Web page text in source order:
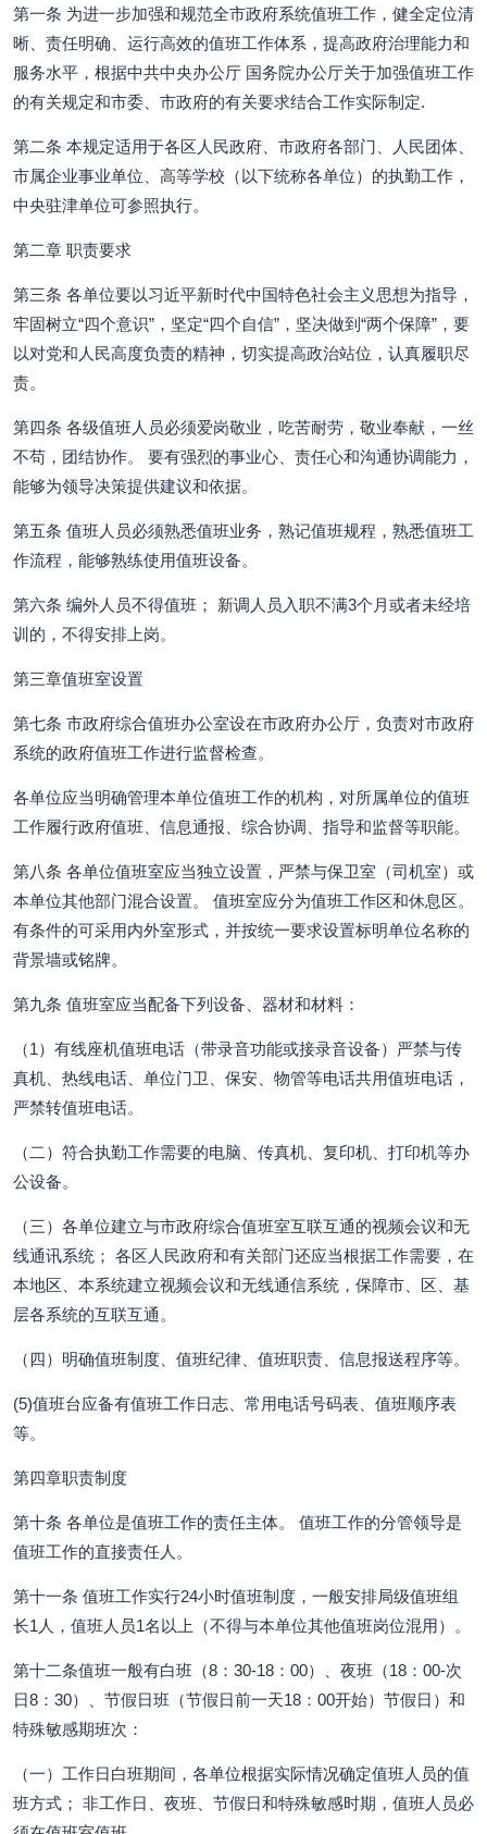
第一条 为进一步加强和规范全市政府系统值班工作，健全定位清
晰、责任明确、运行高效的值班工作体系，提高政府治理能力和
服务水平，根据中共中央办公厅 国务院办公厅关于加强值班工作
的有关规定和市委、市政府的有关要求结合工作实际制定.
第二条 本规定适用于各区人民政府、市政府各部门、人民团体、
市属企业事业单位、高等学校（以下统称各单位）的执勤工作，
中央驻津单位可参照执行。
第二章 职责要求
第三条 各单位要以习近平新时代中国特色社会主义思想为指导，
牢固树立“四个意识”，坚定“四个自信”，坚决做到“两个保障”，要
以对党和人民高度负责的精神，切实提高政治站位，认真履职尽
责。
第四条 各级值班人员必须爱岗敬业，吃苦耐劳，敬业奉献，一丝
不苟，团结协作。 要有强烈的事业心、责任心和沟通协调能力，
能够为领导决策提供建议和依据。
第五条 值班人员必须熟悉值班业务，熟记值班规程，熟悉值班工
作流程，能够熟练使用值班设备。
第六条 编外人员不得值班； 新调人员入职不满3个月或者未经培
训的，不得安排上岗。
第三章值班室设置
第七条 市政府综合值班办公室设在市政府办公厅，负责对市政府
系统的政府值班工作进行监督检查。
各单位应当明确管理本单位值班工作的机构，对所属单位的值班
工作履行政府值班、信息通报、综合协调、指导和监督等职能。
第八条 各单位值班室应当独立设置，严禁与保卫室（司机室）或
本单位其他部门混合设置。 值班室应分为值班工作区和休息区。
有条件的可采用内外室形式，并按统一要求设置标明单位名称的
背景墙或铭牌。
第九条 值班室应当配备下列设备、器材和材料：
（1）有线座机值班电话（带录音功能或接录音设备）严禁与传
真机、热线电话、单位门卫、保安、物管等电话共用值班电话，
严禁转值班电话。
（二）符合执勤工作需要的电脑、传真机、复印机、打印机等办
公设备。
（三）各单位建立与市政府综合值班室互联互通的视频会议和无
线通讯系统； 各区人民政府和有关部门还应当根据工作需要，在
本地区、本系统建立视频会议和无线通信系统，保障市、区、基
层各系统的互联互通。
（四）明确值班制度、值班纪律、值班职责、信息报送程序等。
(5)值班台应备有值班工作日志、常用电话号码表、值班顺序表
等。
第四章职责制度
第十条 各单位是值班工作的责任主体。 值班工作的分管领导是
值班工作的直接责任人。
第十一条 值班工作实行24小时值班制度，一般安排局级值班组
长1人，值班人员1名以上（不得与本单位其他值班岗位混用）。
第十二条值班一般有白班（8：30-18：00）、夜班（18：00-次
日8：30）、节假日班（节假日前一天18：00开始）节假日）和
特殊敏感期班次：
（一）工作日白班期间，各单位根据实际情况确定值班人员的值
班方式； 非工作日、夜班、节假日和特殊敏感时期，值班人员必